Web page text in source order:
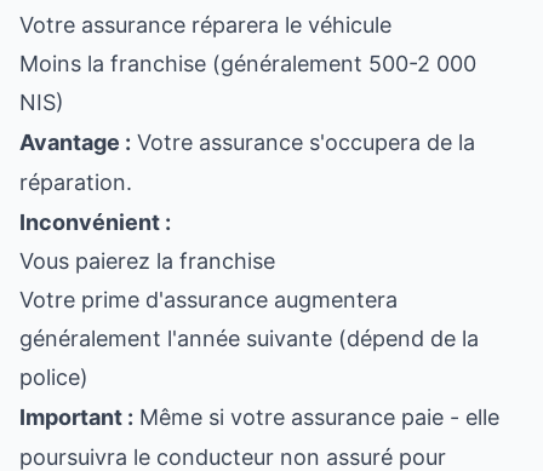
Votre assurance réparera le véhicule
Moins la franchise (généralement 500-2 000
NIS)
Avantage : Votre assurance s'occupera de la
réparation.
Inconvénient :
Vous paierez la franchise
Votre prime d'assurance augmentera
généralement l'année suivante (dépend de la
police)
Important : Même si votre assurance paie - elle
poursuivra le conducteur non assuré pour